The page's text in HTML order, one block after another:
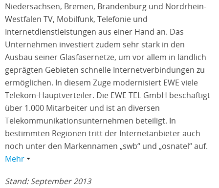
Niedersachsen, Bremen, Brandenburg und Nordrhein-
Westfalen TV, Mobilfunk, Telefonie und
Internetdienstleistungen aus einer Hand an. Das
Unternehmen investiert zudem sehr stark in den
Ausbau seiner Glasfasernetze, um vor allem in ländlich
geprägten Gebieten schnelle Internetverbindungen zu
ermöglichen. In diesem Zuge modernisiert EWE viele
Telekom-Hauptverteiler. Die EWE TEL GmbH beschäftigt
über 1.000 Mitarbeiter und ist an diversen
Telekommunikationsunternehmen beteiligt. In
bestimmten Regionen tritt der Internetanbieter auch
noch unter den Markennamen „swb“ und „osnatel“ auf.
Mehr
Stand: September 2013